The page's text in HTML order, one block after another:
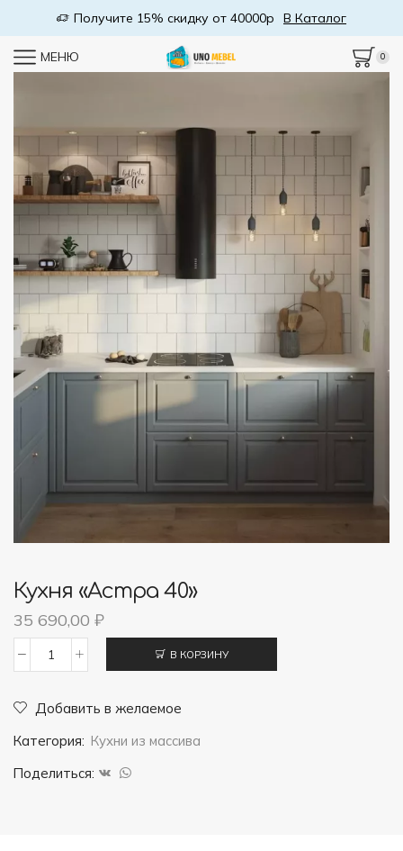
Бесплатная доставка от 50000р
МЕНЮ 0
Кухня «Астра 40»
35 690,00 ₽
Кухня
"Астра
40"
В КОРЗИНУ
Добавить в желаемое
Категория: Кухни из массива
Поделиться: